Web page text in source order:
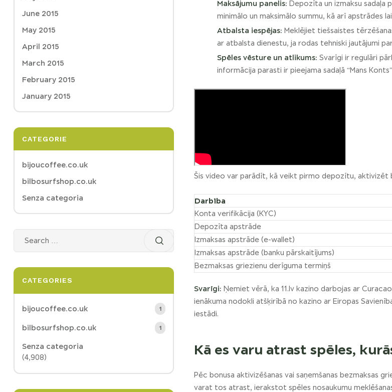
Maksājumu panelis: Depozīta un izmaksu sadaļa
minimālo un maksimālo summu, kā arī apstrādes
Atbalsta iespējas: Meklējiet tiešsaistes
ar atbalsta dienestu, ja rodas tehniski jautājumi
Spēles vēsture un atlikums: Svarīgi ir regulāri
informācija parasti ir pieejama sadaļā “Mans
Šis video var parādīt, kā veikt pirmo depozītu, aktivizēt
Darbība
Konta verifikācija (KYC)
Depozīta apstrāde
Izmaksas apstrāde (e-wallet)
Izmaksas apstrāde (banku pārskaitījums)
Bezmaksas griezienu derīguma termiņš
Svarīgi: Ņemiet vērā, ka 11.lv kazino darbojas ar
ienākuma nodokli atšķirībā no kazino ar Eiropas
iestādi.
Kā es varu atrast spēles,
Pēc bonusa aktivizēšanas vai saņemšanas bezmaksas
varat tos atrast, ierakstot spēles nosaukumu
June 2015
May 2015
April 2015
March 2015
February 2015
January 2015
CATEGORIE
bijoucoffee.co.uk
bilbosurfshop.co.uk
Senza categoria
CATEGORIES
bijoucoffee.co.uk 1
bilbosurfshop.co.uk 1
Senza categoria
(4,908)